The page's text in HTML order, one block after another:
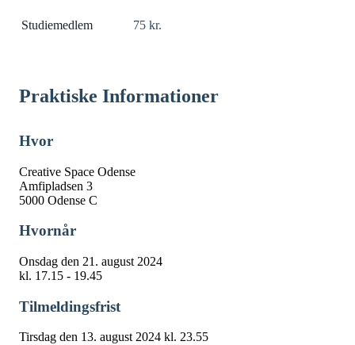
Studiemedlem 75 kr.
Praktiske Informationer
Hvor
Creative Space Odense
Amfipladsen 3
5000 Odense C
Hvornår
Onsdag den 21. august 2024
kl. 17.15 - 19.45
Tilmeldingsfrist
Tirsdag den 13. august 2024 kl. 23.55